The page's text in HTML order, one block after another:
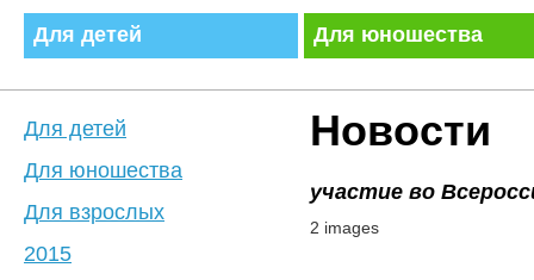
Для детей Для юношества
Новости
участие во
2 images
Для детей
Для юношества
Для взрослых
2015